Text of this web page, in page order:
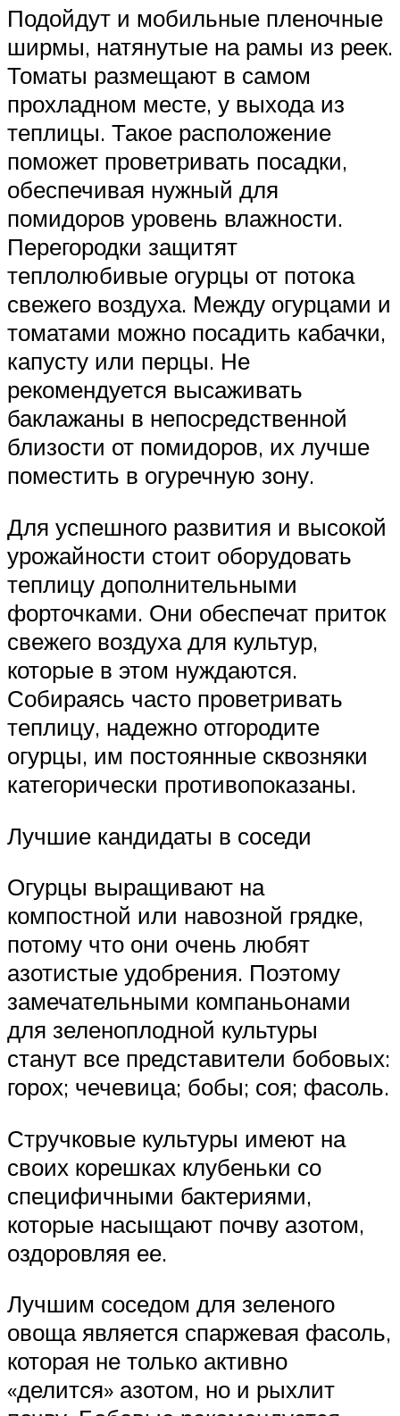
Подойдут и мобильные пленочные
ширмы, натянутые на рамы из реек.
Томаты размещают в самом
прохладном месте, у выхода из
теплицы. Такое расположение
поможет проветривать посадки,
обеспечивая нужный для
помидоров уровень влажности.
Перегородки защитят
теплолюбивые огурцы от потока
свежего воздуха. Между огурцами и
томатами можно посадить кабачки,
капусту или перцы. Не
рекомендуется высаживать
баклажаны в непосредственной
близости от помидоров, их лучше
поместить в огуречную зону.
Для успешного развития и высокой
урожайности стоит оборудовать
теплицу дополнительными
форточками. Они обеспечат приток
свежего воздуха для культур,
которые в этом нуждаются.
Собираясь часто проветривать
теплицу, надежно отгородите
огурцы, им постоянные сквозняки
категорически противопоказаны.
Лучшие кандидаты в соседи
Огурцы выращивают на
компостной или навозной грядке,
потому что они очень любят
азотистые удобрения. Поэтому
замечательными компаньонами
для зеленоплодной культуры
станут все представители бобовых:
горох; чечевица; бобы; соя; фасоль.
Стручковые культуры имеют на
своих корешках клубеньки со
специфичными бактериями,
которые насыщают почву азотом,
оздоровляя ее.
Лучшим соседом для зеленого
овоща является спаржевая фасоль,
которая не только активно
«делится» азотом, но и рыхлит